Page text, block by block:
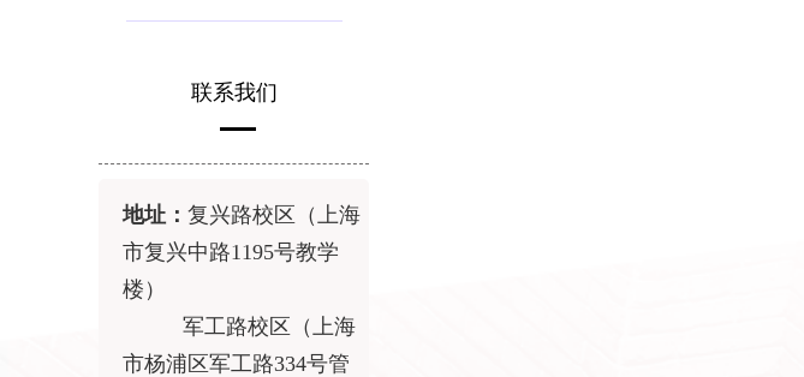
联系我们
地址： 复兴路校区（上海
市复兴中路1195号教学
楼）
军工路校区（上海
市杨浦区军工路334号管